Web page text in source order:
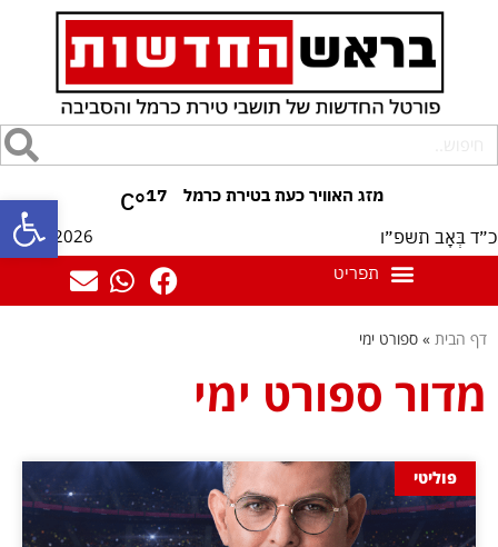
פתח 17
°C
כ״ד בְּאָב תשפ״ו 07/08/2026
דף הבית » ספורט ימי
מדור ספורט ימי
פוליטי